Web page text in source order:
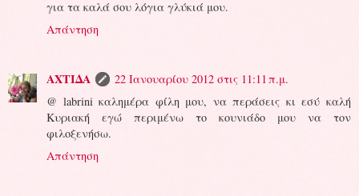
για τα καλά σου λόγια γλύκιά μου.
Απάντηση
ΑΧΤΙΔΑ
22 Ιανουαρίου 2012 στις 11:11 π.μ.
@ labrini καλημέρα φίλη μου, να περάσεις κι εσύ καλή
Κυριακή εγώ περιμένω το κουνιάδο μου να τον
φιλοξενήσω.
Απάντηση